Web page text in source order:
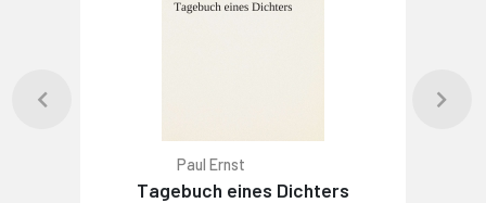
Paul Ernst
Tagebuch eines Dichters